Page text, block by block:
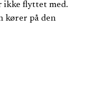
ikke flyttet med.
kører på den